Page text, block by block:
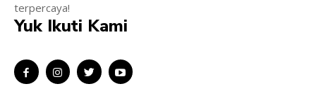
terpercaya!
Yuk Ikuti Kami